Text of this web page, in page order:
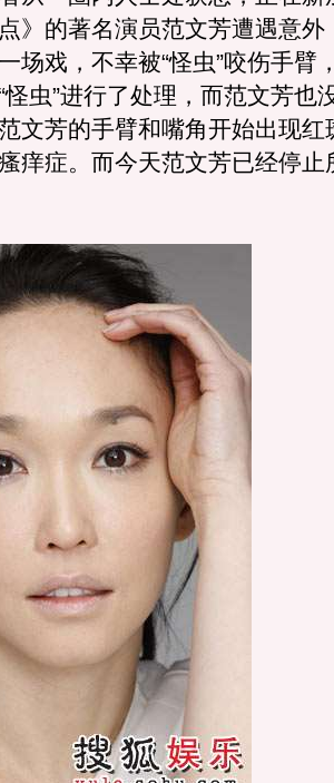
》的著名演员范文芳遭遇意外
场戏，不幸被“怪虫”咬伤手臂
怪虫”进行了处理，而范文芳也
文芳的手臂和嘴角开始出现红
痒症。而今天范文芳已经停止